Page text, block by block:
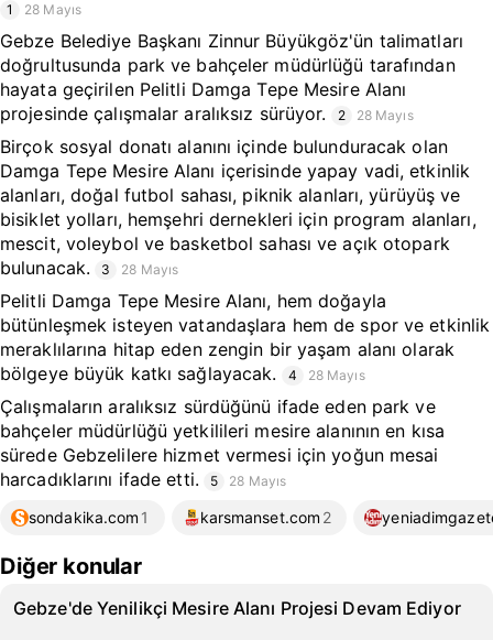
1 28 Mayıs
Gebze Belediye Başkanı Zinnur Büyükgöz'ün talimatları
doğrultusunda park ve bahçeler müdürlüğü tarafından
hayata geçirilen Pelitli Damga Tepe Mesire Alanı
projesinde çalışmalar aralıksız sürüyor.
2 28 Mayıs
Birçok sosyal donatı alanını içinde bulunduracak olan
Damga Tepe Mesire Alanı içerisinde yapay vadi, etkinlik
alanları, doğal futbol sahası, piknik alanları, yürüyüş ve
bisiklet yolları, hemşehri dernekleri için program alanları,
mescit, voleybol ve basketbol sahası ve açık otopark
bulunacak.
3 28 Mayıs
Pelitli Damga Tepe Mesire Alanı, hem doğayla
bütünleşmek isteyen vatandaşlara hem de spor ve etkinlik
meraklılarına hitap eden zengin bir yaşam alanı olarak
bölgeye büyük katkı sağlayacak.
4 28 Mayıs
Çalışmaların aralıksız sürdüğünü ifade eden park ve
bahçeler müdürlüğü yetkilileri mesire alanının en kısa
sürede Gebzelilere hizmet vermesi için yoğun mesai
harcadıklarını ifade etti.
5 28 Mayıs
sondakika.com 1 karsmanset.com 2
Diğer konular
Gebze'de Yenilikçi Mesire Alanı Projesi Devam Ediyor